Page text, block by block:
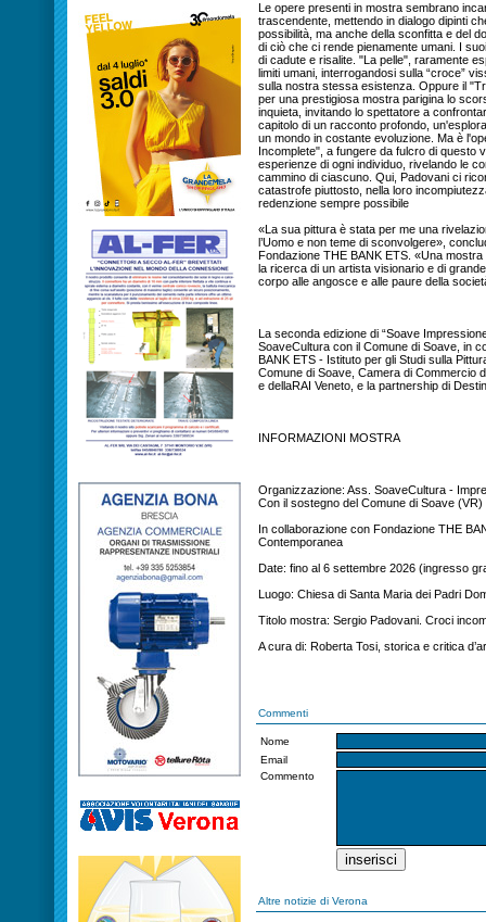
Le opere presenti in mostra sembrano
trascendente, mettendo in dialogo dipinti
possibilità, ma anche della sconfitta e del
di ciò che ci rende pienamente umani. I
di cadute e risalite. "La pelle", raramente
limiti umani, interrogandosi sulla “croce”
sulla nostra stessa esistenza. Oppure il
per una prestigiosa mostra parigina lo
inquieta, invitando lo spettatore a
capitolo di un racconto profondo,
un mondo in costante evoluzione. Ma è
Incomplete", a fungere da fulcro di questo
esperienze di ogni individuo, rivelando le
cammino di ciascuno. Qui, Padovani ci
catastrofe piuttosto, nella loro
redenzione sempre possibile
«La sua pittura è stata per me una
l’Uomo e non teme di sconvolgere»,
Fondazione THE BANK ETS. «Una
la ricerca di un artista visionario e di
corpo alle angosce e alle paure della
La seconda edizione di “Soave
SoaveCultura con il Comune di Soave, in
BANK ETS - Istituto per gli Studi sulla
Comune di Soave, Camera di Commercio
e dellaRAI Veneto, e la partnership di
INFORMAZIONI MOSTRA
Organizzazione: Ass. SoaveCultura -
Con il sostegno del Comune di Soave (VR)
In collaborazione con Fondazione THE
Contemporanea
Date: fino al 6 settembre 2026 (ingresso
Luogo: Chiesa di Santa Maria dei Padri
Titolo mostra: Sergio Padovani. Croci
A cura di: Roberta Tosi, storica e critica
Commenti
Nome
Email
Commento
Altre notizie di Verona